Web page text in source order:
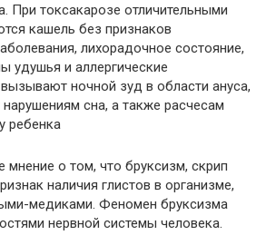
При токсакарозе отличительными
кашель без признаков
лихорадочное состояние,
удушья и аллергические
ночной зуд в области ануса,
нарушениям сна, а также расчесам
ребенка
мнение о том, что бруксизм, скрип
наличия глистов в организме,
медиками. Феномен бруксизма
нервной системы человека.